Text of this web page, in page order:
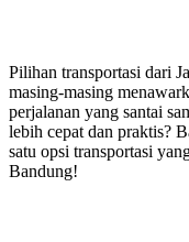
Pilihan transportasi dari
masing-masing
perjalanan yang santai
lebih cepat dan praktis?
satu opsi transportasi
Bandung!